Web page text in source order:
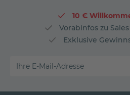
10 €
Vorabinfos zu
Exklusive
Ihre E-Mail-Adresse